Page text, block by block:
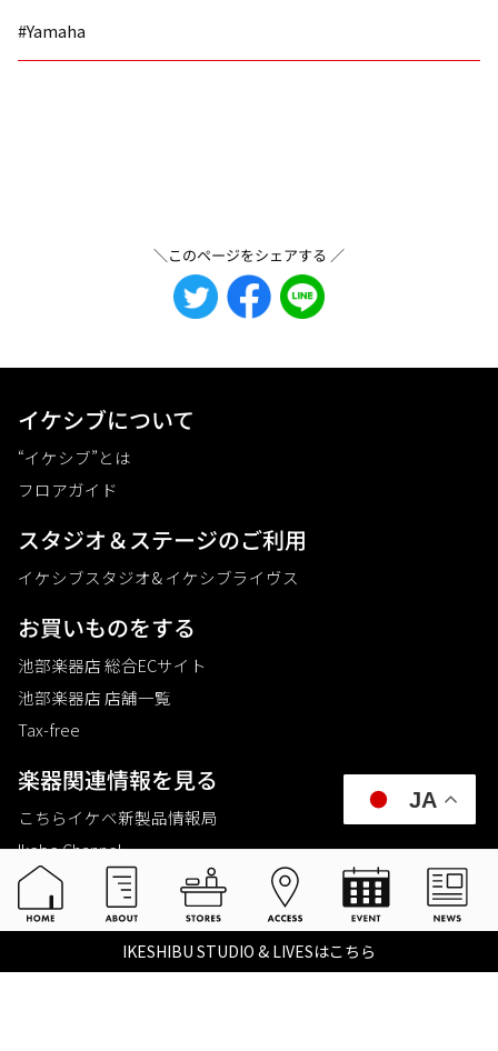
IKESHIBU STUDIO & LIVESはこちら
#Yamaha
＼このページをシェアする ／
イケシブについて
“イケシブ”とは
フロアガイド
スタジオ＆ステージのご利⽤
イケシブスタジオ& イケシブライヴス
お買いものをする
池部楽器店 総合ECサイト
池部楽器店 店舗一覧
Tax-free
楽器関連情報を見る
こちらイケベ新製品情報局
Ikebe Channel
会社概要 採用情報
JA